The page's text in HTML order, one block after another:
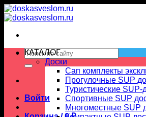
Skip
to
Искать:
Войти
КАТАЛОГ
Доски
Сап комплекты
Прогулочные SUP
Туристические SUP-
Спортивные SUP
Многоместные SUP